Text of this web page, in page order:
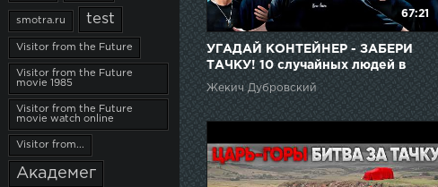
smotra.ru test
Visitor from the Future
Visitor from the Future
movie 1985
Visitor from the Future
movie watch online
Visitor from...
Академег
67:21
УГАДАЙ КОНТЕЙНЕР - ЗАБЕРИ
ТАЧКУ! 10 случайных людей в
одном выпуске!
Жекич Дубровский